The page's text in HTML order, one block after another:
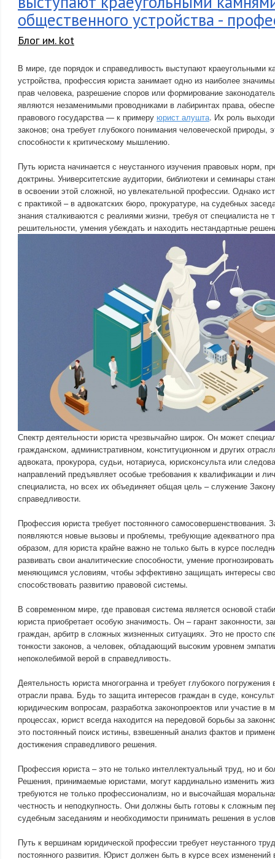
общественного устройства -
Блог им. kot
В мире, где порядок и справедливость выступают краеугольными
устройства, профессия юриста занимает одно из наиболее
прав человека, разрешение споров или формирование
являются незаменимыми проводниками в лабиринтах права,
правового государства — к примеру юрист алушта. Их роль
законов; она требует глубокого понимания человеческой природы,
способности к критическому мышлению.
Путь юриста начинается с неустанного изучения правовых норм,
доктрины. Университетские аудитории, библиотеки и семинары
в освоении этой сложной, но увлекательной профессии. Однако
с практикой – в адвокатских бюро, прокуратуре, на судебных
знания сталкиваются с реалиями жизни, требуя от специалиста не
решительности, умения убеждать и находить нестандартные
Спектр деятельности юриста чрезвычайно широк. Он может
гражданском, административном, конституционном и других
адвоката, прокурора, судьи, нотариуса, юрисконсульта или
направлений предъявляет особые требования к квалификации и
специалиста, но всех их объединяет общая цель – служение
справедливости.
Профессия юриста требует постоянного самосовершенствования.
появляются новые вызовы и проблемы, требующие адекватного
образом, для юриста крайне важно не только быть в курсе
развивать свои аналитические способности, умение
меняющимся условиям, чтобы эффективно защищать интересы
способствовать развитию правовой системы.
В современном мире, где правовая система является основой
юриста приобретает особую значимость. Он – гарант законности,
граждан, арбитр в сложных жизненных ситуациях. Это не просто
тонкости законов, а человек, обладающий высоким уровнем
непоколебимой верой в справедливость.
Деятельность юриста многогранна и требует глубокого
отрасли права. Будь то защита интересов граждан в суде,
юридическим вопросам, разработка законопроектов или участие
процессах, юрист всегда находится на передовой борьбы за
это постоянный поиск истины, взвешенный анализ фактов и
достижения справедливого решения.
Профессия юриста – это не только интеллектуальный труд, но и
Решения, принимаемые юристами, могут кардинально изменить
требуются не только профессионализм, но и высочайшая
честность и неподкупность. Они должны быть готовы к сложным
судебным заседаниям и необходимости принимать решения в
Путь к вершинам юридической профессии требует неустанного
постоянного развития. Юрист должен быть в курсе всех изменений